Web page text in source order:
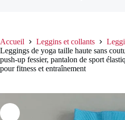
Accueil Leggins et collants
Leggings de yoga taille haute sans
push-up fessier, pantalon de sport
pour fitness et entraînement